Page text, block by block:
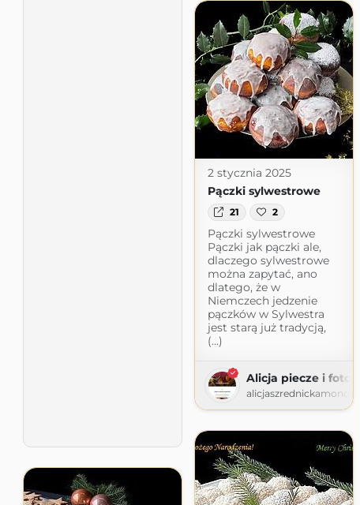
2 stycznia 2025
Pączki sylwestrowe
21 2
Pączki sylwestrowe
Pączki jak pączki ale,
dlaczego sylwestrowe
można zapytać, ano
dlatego, że w
Niemczech jedzenie
pączków w Sylwestra
jest starą już tradycją,
(...)
Alicja piecze i